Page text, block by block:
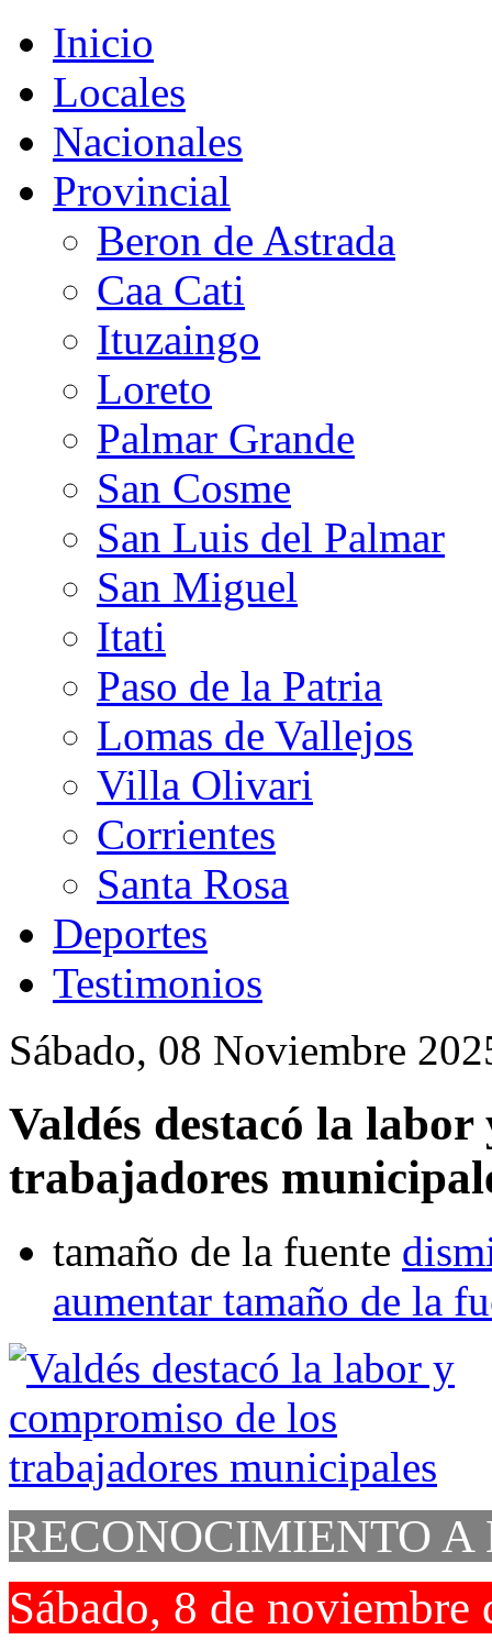
Inicio
Locales
Nacionales
Provincial
Beron de Astrada
Caa Cati
Ituzaingo
Loreto
Palmar Grande
San Cosme
San Luis del Palmar
San Miguel
Itati
Paso de la Patria
Lomas de Vallejos
Villa Olivari
Corrientes
Santa Rosa
Deportes
Testimonios
Sábado, 08 Noviembre
Valdés destacó la
trabajadores
tamaño de la fuente
aumentar tamaño de la
RECONOCIMIENTO
Sábado, 8 de noviembre